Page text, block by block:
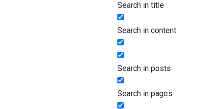
Search in title
Search in content
Search in posts
Search in pages